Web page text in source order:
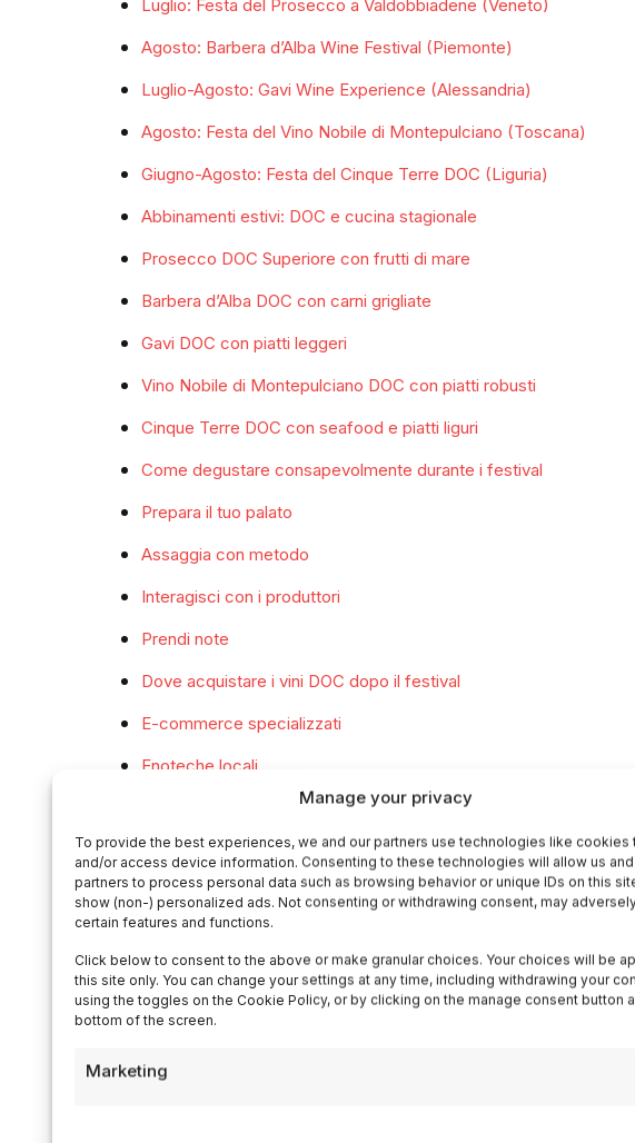
Manage your privacy
To provide the best experiences, we and our partners use technologies like cookies
and/or access device information. Consenting to these technologies will allow us
partners to process personal data such as browsing behavior or unique IDs on this
show (non-) personalized ads. Not consenting or withdrawing consent, may
certain features and functions.
Click below to consent to the above or make granular choices. Your choices will be
this site only. You can change your settings at any time, including withdrawing your
using the toggles on the Cookie Policy, or by clicking on the manage consent button
bottom of the screen.
Marketing
Luglio: Festa del Prosecco a Valdobbiadene (Veneto)
Agosto: Barbera d’Alba Wine Festival (Piemonte)
Luglio-Agosto: Gavi Wine Experience (Alessandria)
Agosto: Festa del Vino Nobile di Montepulciano (Toscana)
Giugno-Agosto: Festa del Cinque Terre DOC (Liguria)
Abbinamenti estivi: DOC e cucina stagionale
Prosecco DOC Superiore con frutti di mare
Barbera d’Alba DOC con carni grigliate
Gavi DOC con piatti leggeri
Vino Nobile di Montepulciano DOC con piatti robusti
Cinque Terre DOC con seafood e piatti liguri
Come degustare consapevolmente durante i festival
Prepara il tuo palato
Assaggia con metodo
Interagisci con i produttori
Prendi note
Dove acquistare i vini DOC dopo il festival
E-commerce specializzati
Enoteche locali
FAQ
Qual è la differenza tra DOC e DOCG?
Quale vino DOC consigli per chi non ama i vini complessi?
Posso conservare i vini DOC a temperature elevate durante
Quanto costano i vini DOC durante i festival estivi?
Quali vini DOC consiglia per una vacanza enogastronomica